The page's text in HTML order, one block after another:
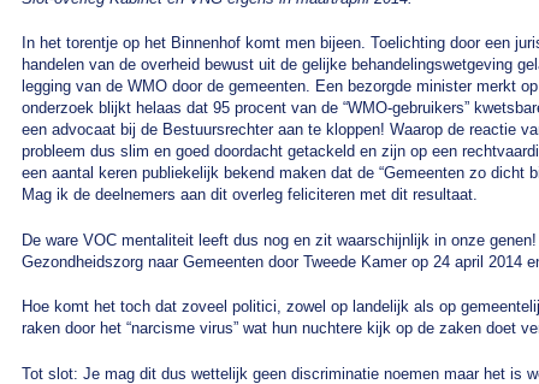
In het torentje op het Binnenhof komt men bijeen. Toelichting door een
handelen van de overheid bewust uit de gelijke behandelingswetgeving
legging van de WMO door de gemeenten. Een bezorgde minister merkt
onderzoek blijkt helaas dat 95 procent van de “WMO-gebruikers”
een advocaat bij de Bestuursrechter aan te kloppen! Waarop de reactie
probleem dus slim en goed doordacht getackeld en zijn op een
een aantal keren publiekelijk bekend maken dat de “Gemeenten zo dicht
Mag ik de deelnemers aan dit overleg feliciteren met dit resultaat.
De ware VOC mentaliteit leeft dus nog en zit waarschijnlijk in onze
Gezondheidszorg naar Gemeenten door Tweede Kamer op 24 april 2014
Hoe komt het toch dat zoveel politici, zowel op landelijk als op
raken door het “narcisme virus” wat hun nuchtere kijk op de zaken doet
Tot slot: Je mag dit dus wettelijk geen discriminatie noemen maar het is